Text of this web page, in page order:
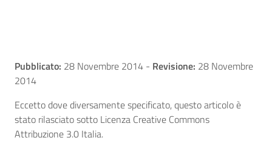
Pubblicato: 28 Novembre 2014 - Revisione: 28 Novembre
2014
Eccetto dove diversamente specificato, questo articolo è
stato rilasciato sotto Licenza Creative Commons
Attribuzione 3.0 Italia.